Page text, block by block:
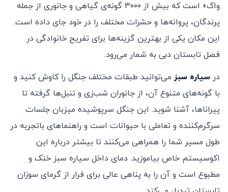
واک» است که بیش از ۳۰۰۰ گونه‌ی گیاهی و جانوری از جمله
پرندگان، پروانه‌ها و حشرات مختلف را در خود جای داده است.
این مکان یکی از بهترین گزینه‌ها برای تفریح خانوادگی در
فصل تابستان دبی به شمار می‌رود.
در سیاره سبز می‌توانید طبقات مختلف جنگل را کاوش کنید و
با گونه‌های متنوع آن، از جانوران شب‌زی و تنبل‌ها گرفته تا
پیراناها، آشنا شوید. این جنگل سرپوشیده میزبان جلسات
سرگرم‌کننده و تعاملی با حیوانات است و راهنماهای باتجربه در
طول مسیر شما را همراهی می‌کنند تا بیشتر درباره این
اکوسیستم خاص بیاموزید. دمای داخل سیاره سبز خنک و
مطبوع است و آن را به پناهی عالی برای فرار از گرمای سوزان